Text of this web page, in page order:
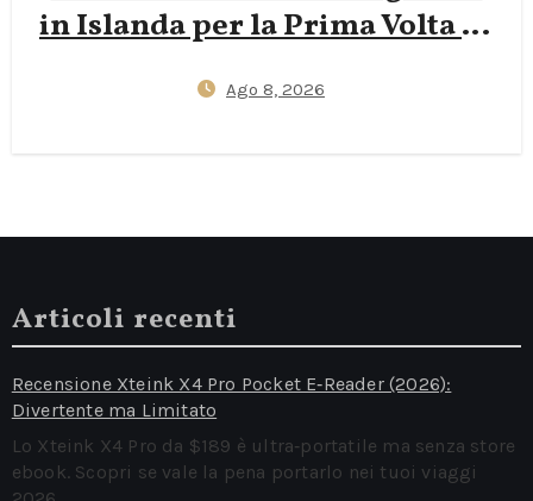
in Islanda per la Prima Volta —
contro il Vento, Stress dei Ponti
Ago 8, 2026
Articoli recenti
Recensione Xteink X4 Pro Pocket E‑Reader (2026):
Divertente ma Limitato
Lo Xteink X4 Pro da $189 è ultra‑portatile ma senza store
ebook. Scopri se vale la pena portarlo nei tuoi viaggi